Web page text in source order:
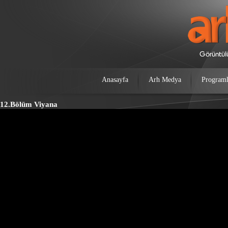
Anasayfa Arh Medya
12.Bölüm Viyana